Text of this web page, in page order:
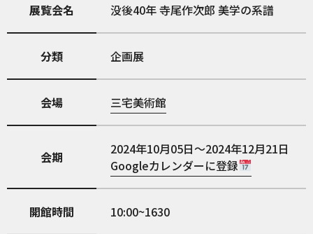
展覧会名 没後40年 寺尾作次郎 美学の系譜
分類 企画展
会場 三宅美術館
会期
2024年10月05日～2024年12月21日
Googleカレンダーに登録
開館時間 10:00~1630